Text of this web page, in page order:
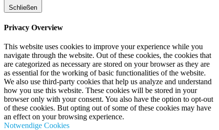
Schließen
Privacy Overview
This website uses cookies to improve your experience while you
navigate through the website. Out of these cookies, the cookies that
are categorized as necessary are stored on your browser as they are
as essential for the working of basic functionalities of the website.
We also use third-party cookies that help us analyze and understand
how you use this website. These cookies will be stored in your
browser only with your consent. You also have the option to opt-out
of these cookies. But opting out of some of these cookies may have
an effect on your browsing experience.
Notwendige Cookies